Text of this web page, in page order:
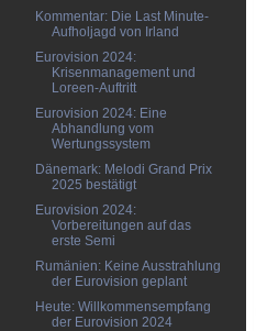
Kommentar: Die Last Minute-
Aufholjagd von Irland
Eurovision 2024:
Krisenmanagement und
Loreen-Auftritt
Eurovision 2024: Eine
Abhandlung vom
Wertungssystem
Dänemark: Melodi Grand Prix
2025 bestätigt
Eurovision 2024:
Vorbereitungen auf das
erste Semi
Rumänien: Keine Ausstrahlung
der Eurovision geplant
Heute: Willkommensempfang
der Eurovision 2024